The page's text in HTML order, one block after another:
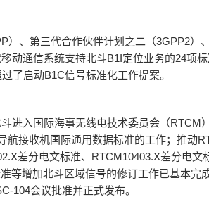
）、第三代合作伙伴计划之二（3GPP2）
动通信系统支持北斗B1I定位业务的24项
了启动B1C信号标准化工作提案。
进入国际海事无线电技术委员会（RTCM
接收机国际通用数据标准的工作；推动
差分电文标准、RTCM10403.X差分电
等增加北斗区域信号的修订工作已基本完
104会议批准并正式发布。